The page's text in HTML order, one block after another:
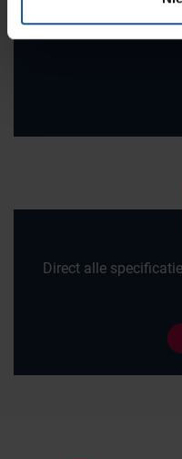
Wilt u direct een
ontvangen?
Direct alle